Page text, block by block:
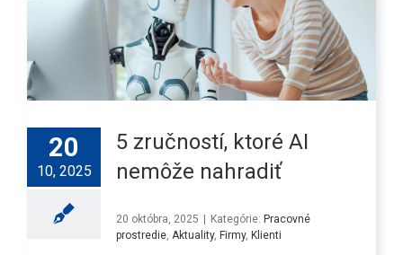
20
10, 2025
5 zručností, ktoré AI
nemôže nahradiť
20 októbra, 2025 | Kategórie: Pracovné
prostredie Aktuality, Firmy, Klienti